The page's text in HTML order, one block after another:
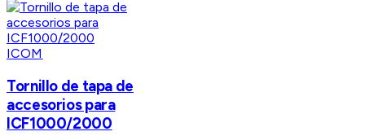
ICOM
Tornillo de tapa de
accesorios para
ICF1000/2000